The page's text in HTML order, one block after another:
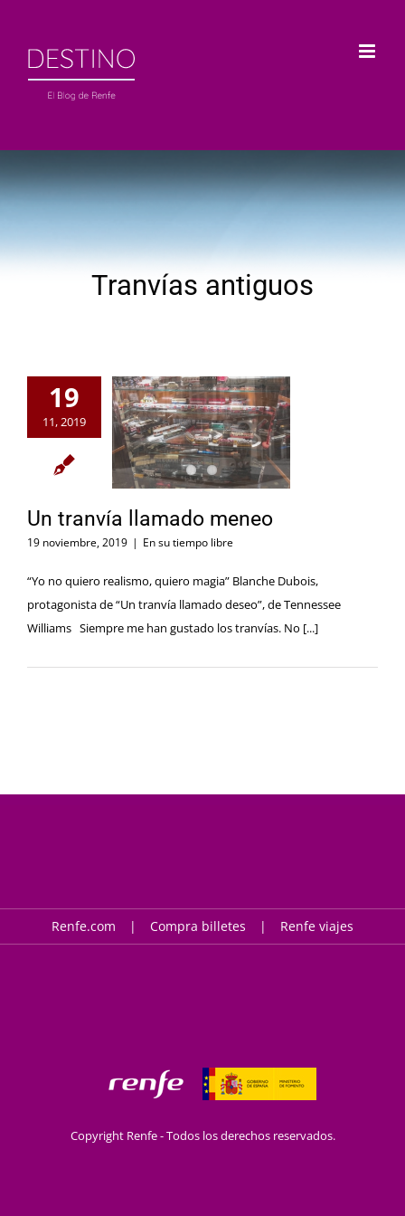
contenido
Tranvías antiguos
19
11, 2019
Un tranvía llamado meneo
19 noviembre, 2019 | En su tiempo libre
“Yo no quiero realismo, quiero magia” Blanche Dubois,
protagonista de “Un tranvía llamado deseo”, de Tennessee
Williams Siempre me han gustado los tranvías. No [...]
Renfe.com Compra billetes Renfe viajes
Copyright Renfe - Todos los derechos reservados.